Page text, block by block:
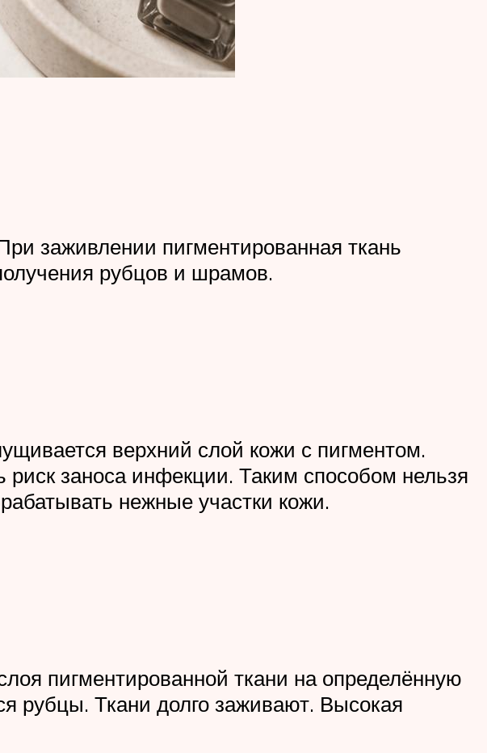
заживлении пигментированная ткань
рубцов и шрамов.
верхний слой кожи с пигментом.
заноса инфекции. Таким способом нельзя
нежные участки кожи.
пигментированной ткани на определённую
рубцы. Ткани долго заживают. Высокая